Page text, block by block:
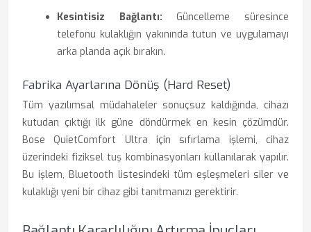
Kesintisiz Bağlantı: Güncelleme süresince
telefonu kulaklığın yakınında tutun ve uygulamayı
arka planda açık bırakın.
Fabrika Ayarlarına Dönüş (Hard Reset)
Tüm yazılımsal müdahaleler sonuçsuz kaldığında, cihazı
kutudan çıktığı ilk güne döndürmek en kesin çözümdür.
Bose QuietComfort Ultra için sıfırlama işlemi, cihaz
üzerindeki fiziksel tuş kombinasyonları kullanılarak yapılır.
Bu işlem, Bluetooth listesindeki tüm eşleşmeleri siler ve
kulaklığı yeni bir cihaz gibi tanıtmanızı gerektirir.